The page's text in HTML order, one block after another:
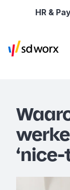
HR &